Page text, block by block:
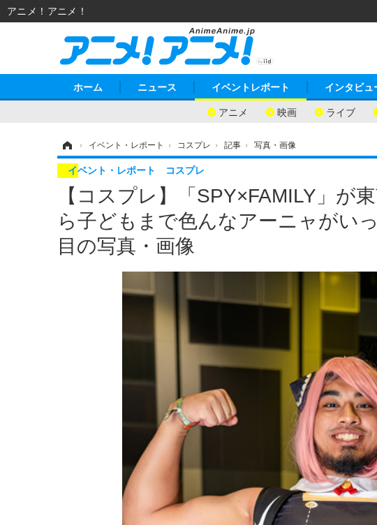
ホーム ニュース イベントレポート
アニメ 映画 ライブ
インタビュ
› イベント・レポート › コスプレ › 記事 › 写真・画像
【コスプレ】「SPY×FAMILY」が
ら子どもまで色んなアーニャがい
目の写真・画像
イベント・レポート コスプレ
アニメ！アニメ！